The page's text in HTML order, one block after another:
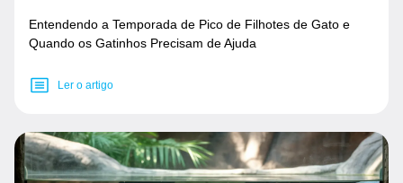
Entendendo a Temporada de Pico de Filhotes de Gato e
Quando os Gatinhos Precisam de Ajuda
Ler o artigo